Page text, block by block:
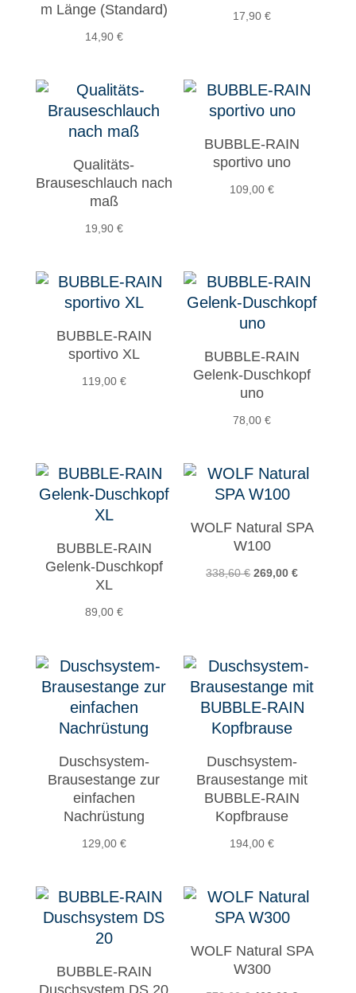
m Länge (Standard)
14,90 €
17,90€
Qualitäts-
Brauseschlauch nach
maß
19,90 €
BUBBLE-RAIN
sportivo uno
109,00€
BUBBLE-RAIN
sportivo XL
119,00 €
BUBBLE-RAIN
Gelenk-Duschkopf
uno
78,00€
BUBBLE-RAIN
Gelenk-Duschkopf
XL
89,00 €
WOLF Natural SPA
W100
338,60€ Ursprünglicher
269,00€Aktueller
Duschsystem-
Brausestange zur
einfachen
Nachrüstung
129,00 €
Duschsystem-
Brausestange mit
BUBBLE-RAIN
Kopfbrause
194,00€
BUBBLE-RAIN
Duschsystem DS 20
WOLF Natural SPA
W300